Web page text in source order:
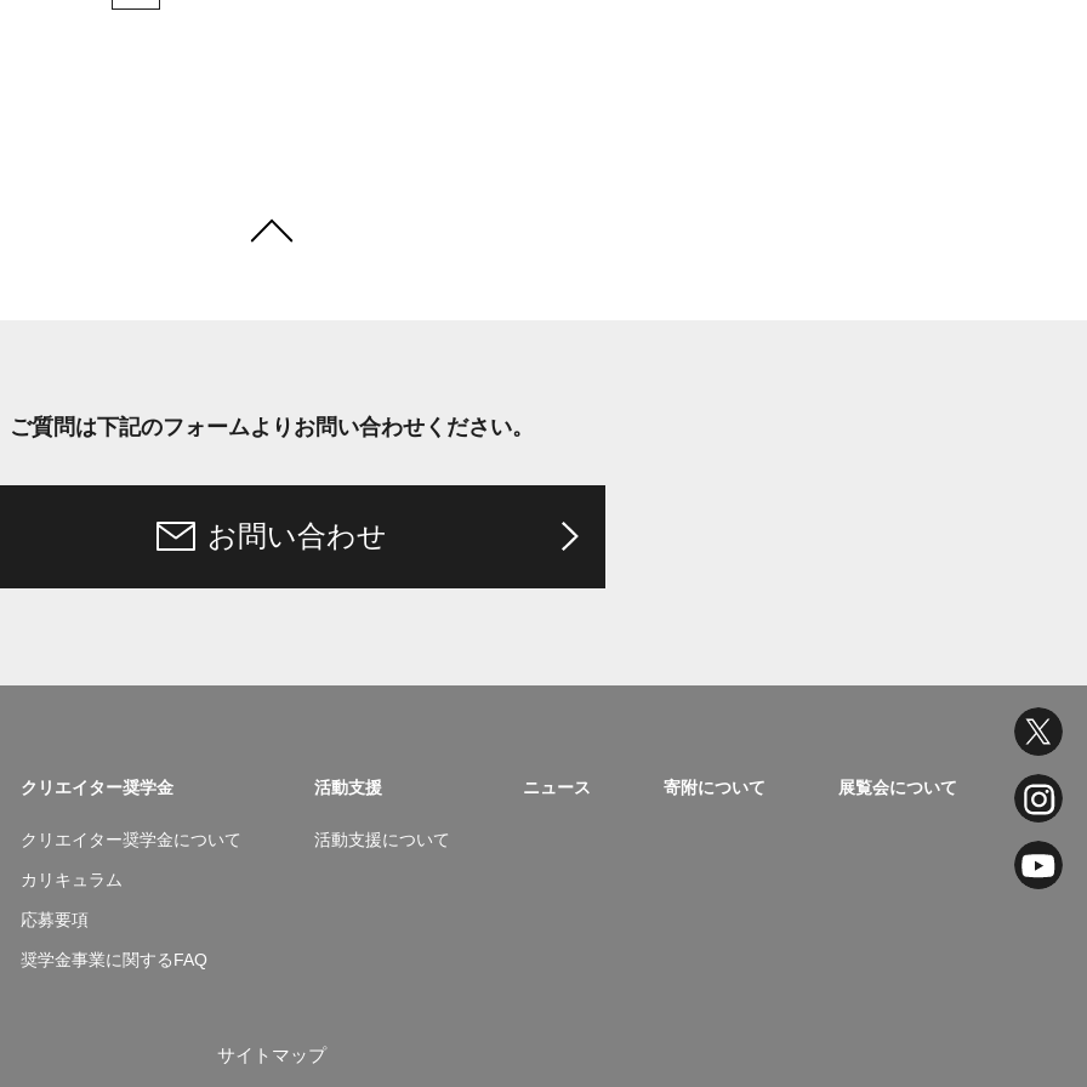
ご質問は下記のフォームより お問い合わせください。
お問い合わせ
クリエイター奨学金
クリエイター奨学金について
カリキュラム
応募要項
奨学金事業に関するFAQ
活動支援
活動支援について
ニュース 寄附について 展覧会について
サイトマップ